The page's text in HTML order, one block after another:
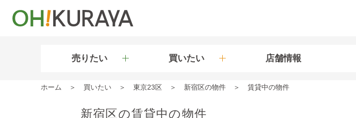
売りたい 買いたい 店舗情報
ホーム 買いたい 東京23区 新宿区の物件 賃貸中の物件
新宿区の賃貸中の物件